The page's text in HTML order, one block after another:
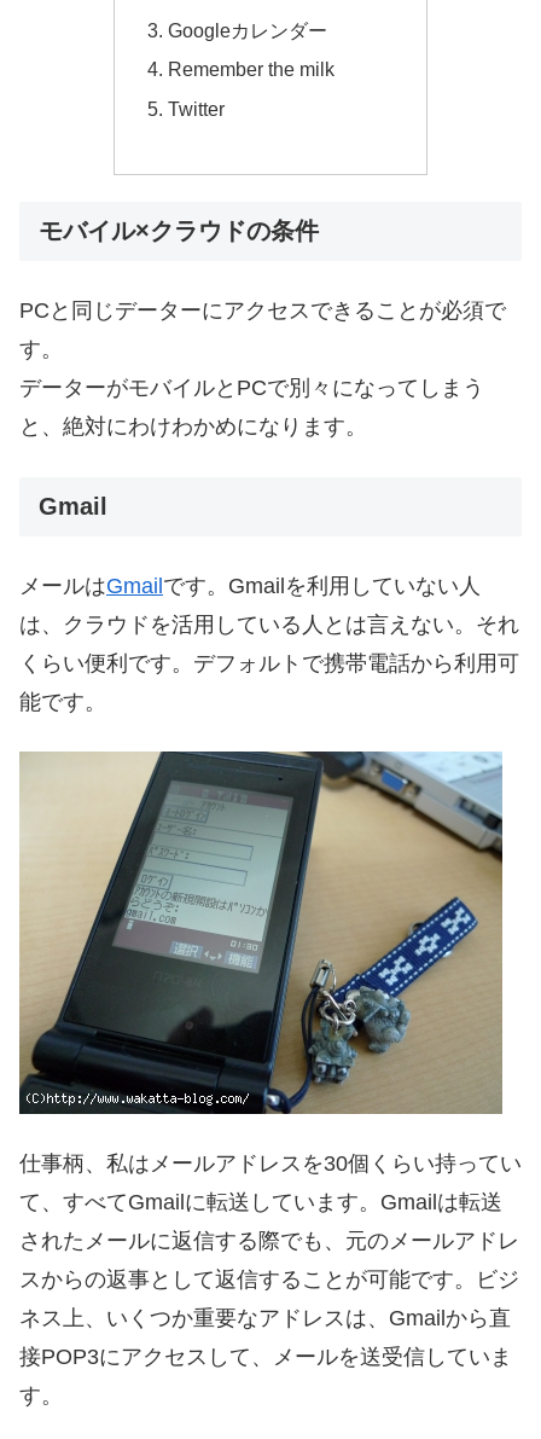
Googleカレンダー
Remember the milk
Twitter
モバイル×クラウドの条件
PCと同じデーターにアクセスできることが必須で
す。
データーがモバイルとPCで別々になってしまう
と、絶対にわけわかめになります。
Gmail
メールはGmailです。Gmailを利用していない人
は、クラウドを活用している人とは言えない。それ
くらい便利です。デフォルトで携帯電話から利用可
能です。
仕事柄、私はメールアドレスを30個くらい持ってい
て、すべてGmailに転送しています。Gmailは転送
されたメールに返信する際でも、元のメールアドレ
スからの返事として返信することが可能です。ビジ
ネス上、いくつか重要なアドレスは、Gmailから直
接POP3にアクセスして、メールを送受信していま
す。